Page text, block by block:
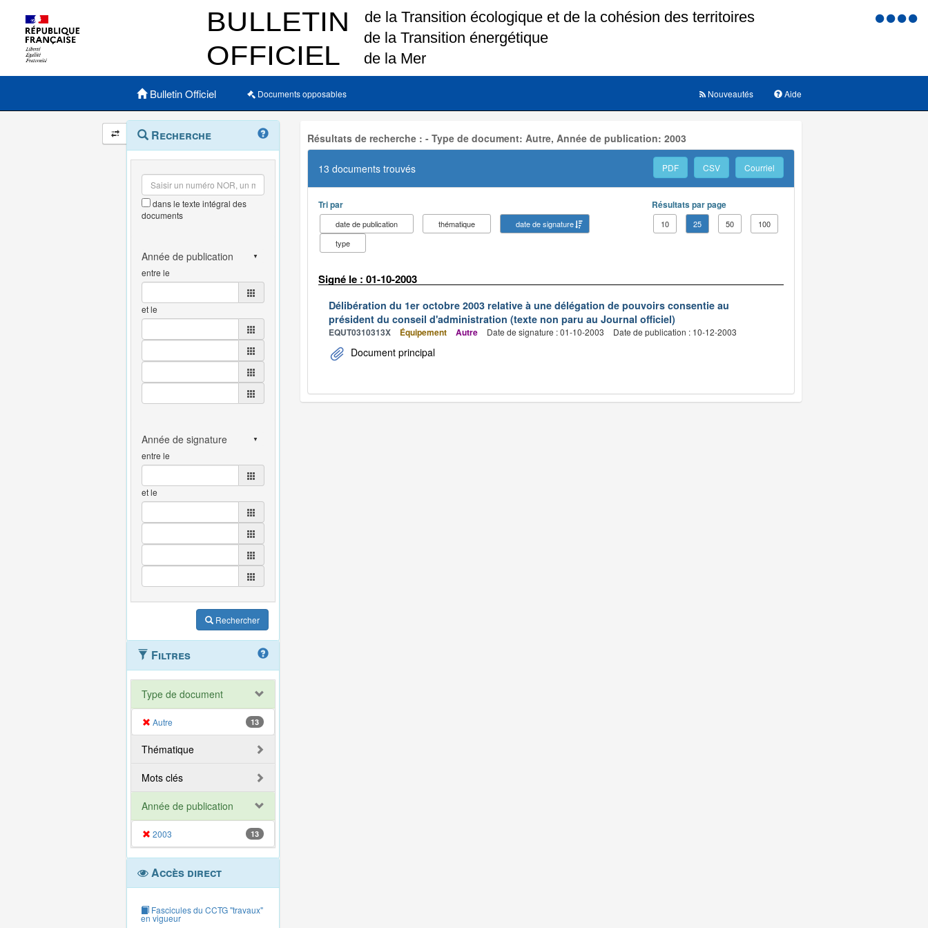
Menu
Menu principal
Bulletin Officiel Documents opposables Aide
Nouveautés
Navigation
et
outils
annexes
Menu
contextuel
Recherche
dans le texte intégral des
documents
entre le
et le
entre le
et le
Rechercher
Filtres
Type de document
Autre 13
Thématique
Mots clés
Année de publication
2003 13
Accès direct
Fascicules du CCTG "travaux"
en vigueur
Résultats de recherche : - Type de document: Autre, Année de publication: 2003
13 documents trouvés PDF CSV Courriel
Tri par
date de publication thématique
date de signature
type
Résultats par page
10 25 50 100
Signé le : 01-10-2003
Délibération du 1er octobre 2003 relative à une délégation de pouvoirs consentie au
président du conseil d'administration (texte non paru au Journal officiel)
EQUT0310313X Équipement Autre Date de signature : 01-10-2003 Date de publication : 10-12-2003
Document principal